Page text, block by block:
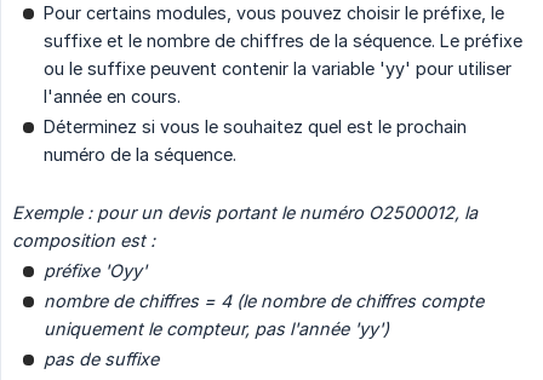
Pour certains modules, vous pouvez choisir le préfixe, le
suffixe et le nombre de chiffres de la séquence. Le préfixe
ou le suffixe peuvent contenir la variable 'yy' pour utiliser
l'année en cours.
Déterminez si vous le souhaitez quel est le prochain
numéro de la séquence.
Exemple : pour un devis portant le numéro O2500012, la
composition est :
préfixe 'Oyy'
nombre de chiffres = 4 (le nombre de chiffres compte
uniquement le compteur, pas l'année 'yy')
pas de suffixe